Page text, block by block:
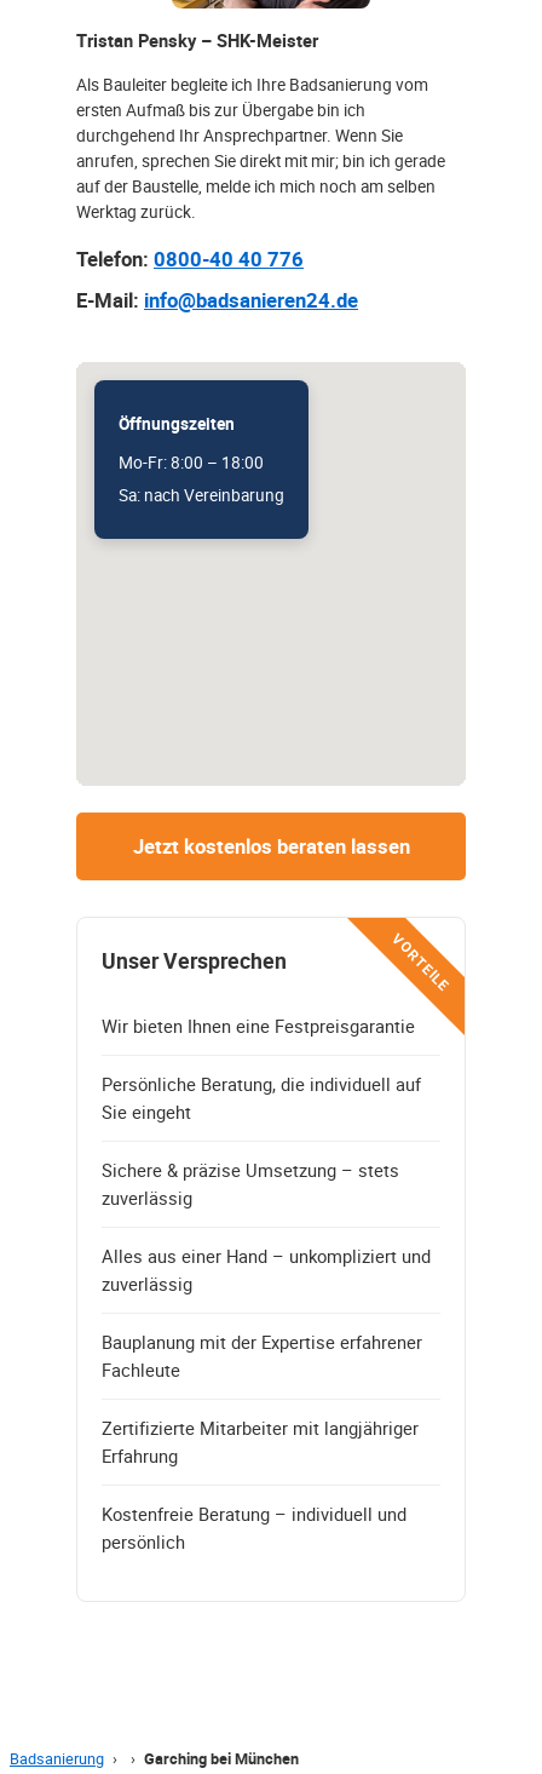
Tristan Pensky – SHK-Meister
Als Bauleiter begleite ich Ihre Badsanierung vom
ersten Aufmaß bis zur Übergabe bin ich
durchgehend Ihr Ansprechpartner. Wenn Sie
anrufen, sprechen Sie direkt mit mir; bin ich gerade
auf der Baustelle, melde ich mich noch am selben
Werktag zurück.
Telefon: 0800-40 40 776
E-Mail: info@badsanieren24.de
Öffnungszeiten
Mo-Fr: 8:00 – 18:00
Sa: nach Vereinbarung
Jetzt kostenlos beraten lassen
VORTEILE
Unser Versprechen
Wir bieten Ihnen eine Festpreisgarantie
Persönliche Beratung, die individuell auf
Sie eingeht
Sichere & präzise Umsetzung – stets
zuverlässig
Alles aus einer Hand – unkompliziert und
zuverlässig
Bauplanung mit der Expertise erfahrener
Fachleute
Zertifizierte Mitarbeiter mit langjähriger
Erfahrung
Kostenfreie Beratung – individuell und
persönlich
Badsanierung › › Garching bei München